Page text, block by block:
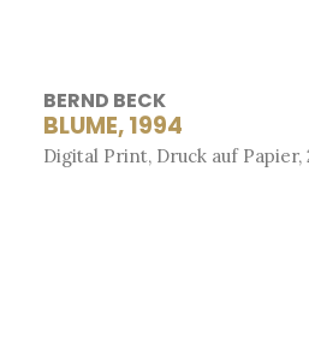
BERND BECK
BLUME, 1994
Digital Print, Druck auf Papier,